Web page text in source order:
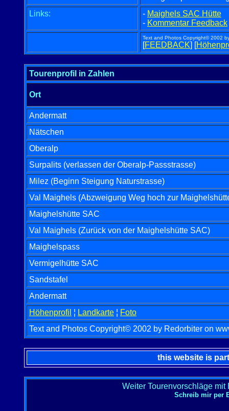
Links:
- Maighels SAC Hütte
- Kommentar Feedback
Text and Photos Copyright© 2002
[FEEDBACK] [
Tourenprofil in Zahlen
Ort
Andermatt
Nätschen
Oberalp
Surpalits (verlassen der Oberalp-Passstrasse)
Milez (Beginn Steigung Naturstrasse)
Val Maighels (Abzweigung Weg hoch zur
Maighelshütte SAC
Val Maighels (Zurück von der Maighelshütte SAC)
Maighelspass
Vermigelhütte SAC
Sandstafel
Andermatt
Höhenprofil ¦ Landkarte ¦ Foto
Text and Photos Copyright© 2002 by Redorbiter on
this website is
Weiter Tourenvorschläge
Schreib mir